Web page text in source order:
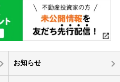
お知らせ